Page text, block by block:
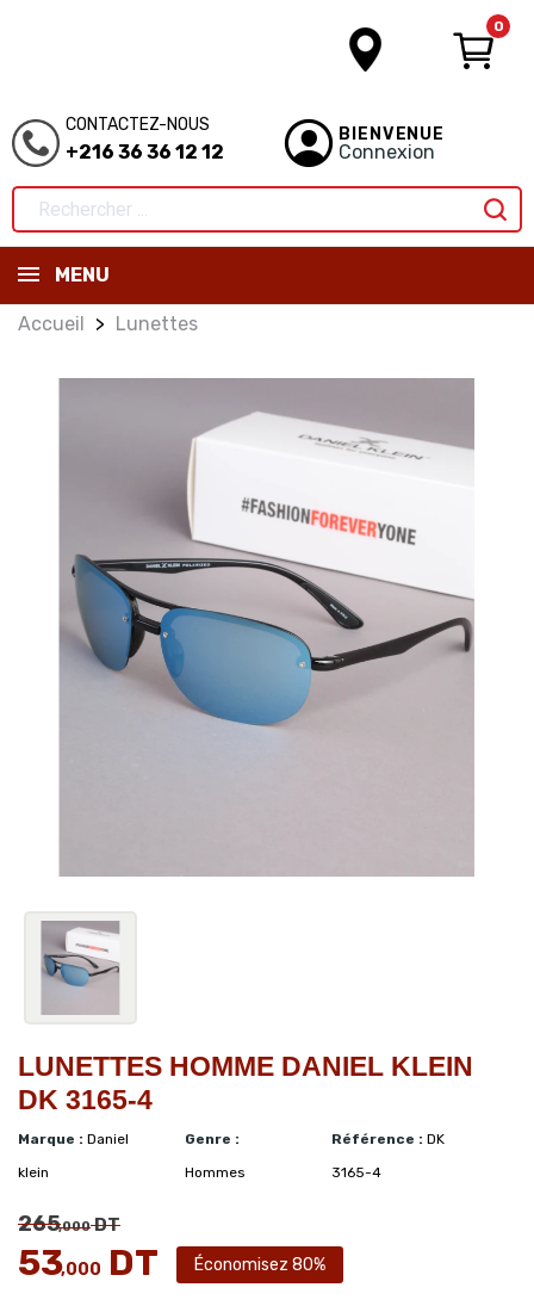
0
CONTACTEZ-NOUS
+216 36 36 12 12
BIENVENUE
Connexion
MENU
Accueil Lunettes
LUNETTES HOMME DANIEL KLEIN
DK 3165-4
Marque : Daniel
klein
Genre :
Hommes
Référence : DK
3165-4
265,000DT
53,000 DT Économisez 80%